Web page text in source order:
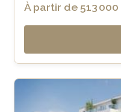
À partir de 513